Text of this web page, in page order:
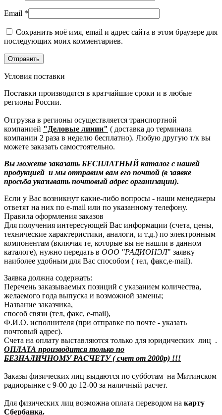
Email *
Сохранить моё имя, email и адрес сайта в этом браузере для
последующих моих комментариев.
Условия поставки
Поставки производятся в кратчайшие сроки и в любые
регионы России.
Отгрузка в регионы осуществляется транспортной
компанией "Деловые линии" ( доставка до терминала
компании 2 раза в неделю бесплатно). Любую другую т/к вы
можете заказать самостоятельно.
Вы можете заказать БЕСПЛАТНЫЙ каталог с нашей
продукцией и мы отправим вам его почтой (в заявке
просьба указывать почтовый адрес организации).
Если у Вас возникнут какие-либо вопросы - наши менеджеры
ответят на них по e-mail или по указанному телефону.
Правила оформления заказов
Для получения интересующей Вас информации (счета, цены,
технические характеристики, аналоги, и т.д.) по электронным
компонентам (включая те, которые вы не нашли в данном
каталоге), нужно передать в ООО "РАДИОНЭЛ" заявку
наиболее удобным для Вас способом ( тел, факс,e-mail).
Заявка должна содержать:
Перечень заказываемых позиций с указанием количества,
желаемого года выпуска и возможной замены;
Название заказчика,
способ связи (тел, факс, e-mail),
Ф.И.О. исполнителя (при отправке по почте - указать
почтовый адрес).
Счета на оплату выставляются только для юридических лиц .
ОПЛАТА производится только по
БЕЗНАЛИЧНОМУ РАСЧЕТУ ( счет от 2000р) !!!
Заказы физических лиц выдаются по субботам на Митинском
радиорынке с 9-00 до 12-00 за наличный расчет.
Для физических лиц возможна оплата переводом на карту
Сбербанка.